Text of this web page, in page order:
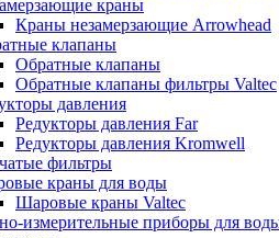
краны
Краны незамерзающие Arrowhead
клапаны
Обратные клапаны
Обратные клапаны фильтры Valtec
давления
Редукторы давления Far
Редукторы давления Kromwell
фильтры
краны для воды
Шаровые краны Valtec
измерительные приборы для